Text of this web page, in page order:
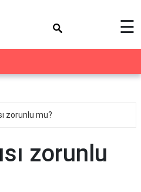
☰
zorunlu mu?
zorunlu